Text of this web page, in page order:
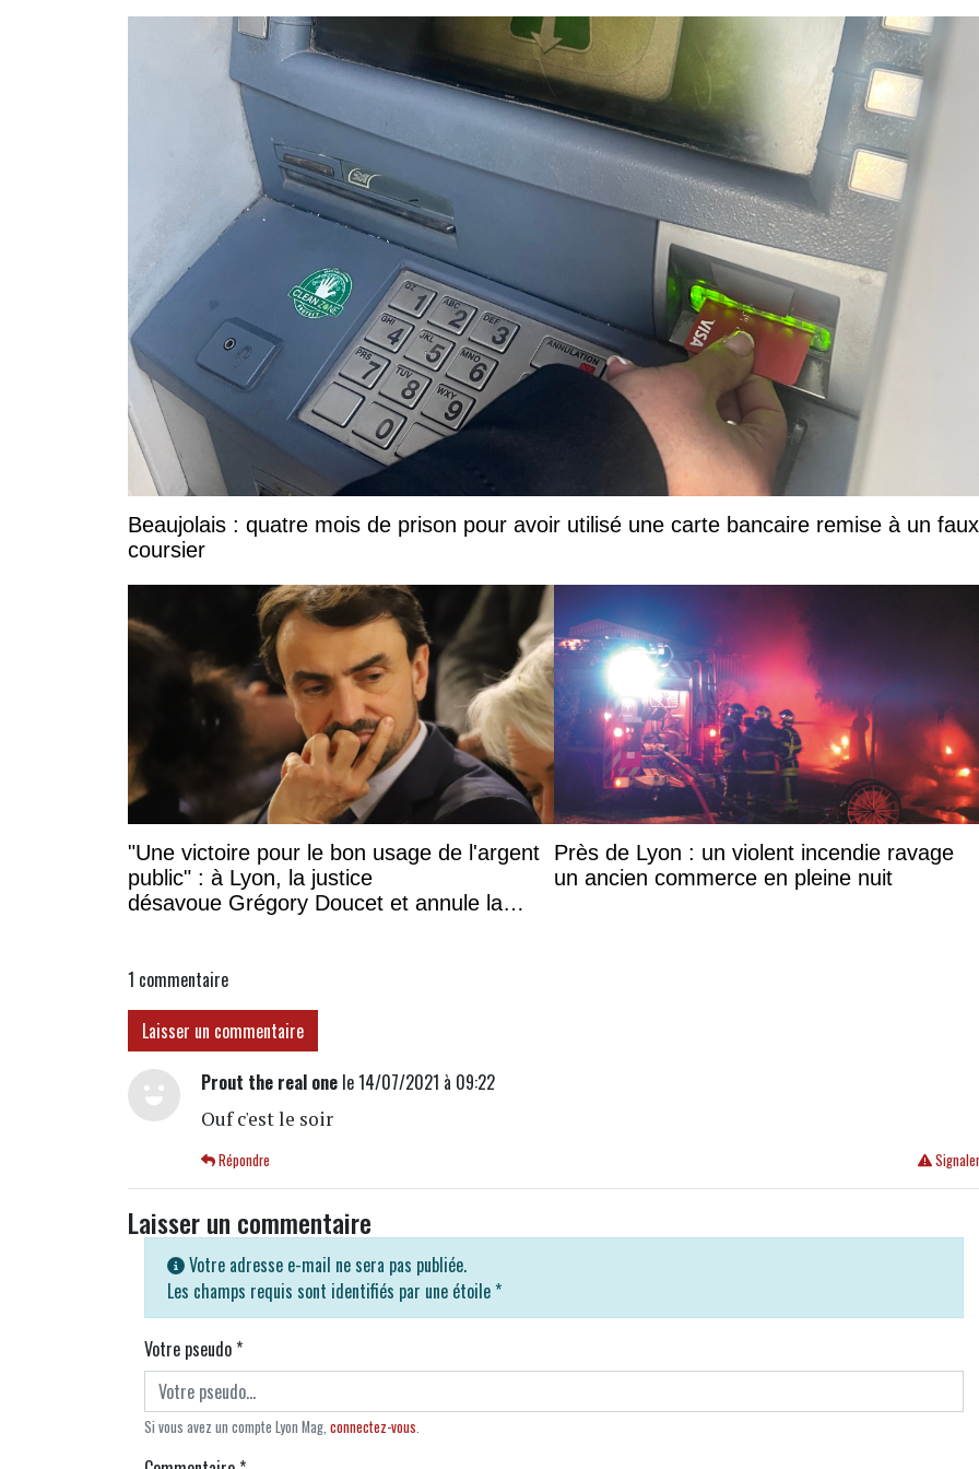
Beaujolais : quatre mois de prison pour avoir utilisé une carte bancaire remise à un faux
coursier
"Une victoire pour le bon usage de l'argent
public" : à Lyon, la justice
désavoue Grégory Doucet et annule la
Près de Lyon : un violent incendie ravage
un ancien commerce en pleine nuit
1 commentaire
Laisser un commentaire
Prout the real one le 14/07/2021 à 09:22
Ouf c'est le soir
Signaler
Répondre
Laisser un commentaire
Votre adresse e-mail ne sera pas publiée.
Les champs requis sont identifiés par une étoile *
Votre pseudo*
Si vous avez un compte Lyon Mag, connectez-vous